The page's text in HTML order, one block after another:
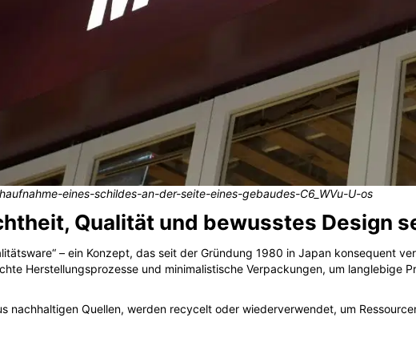
eines-schildes-an-der-seite-eines-gebaudes-C6_WVu-U-os
Qualität und bewusstes Design
– ein Konzept, das seit der Gründung 1980 in Japan konsequent
Herstellungsprozesse und minimalistische Verpackungen, um langlebige
nachhaltigen Quellen, werden recycelt oder wiederverwendet, um